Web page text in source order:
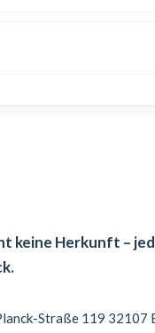
keine Herkunft –
Straße 119 32107